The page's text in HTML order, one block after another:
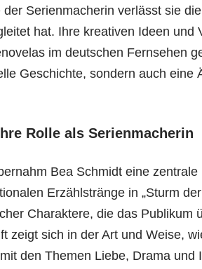
Serienmacherin verlässt sie
hat. Ihre kreativen Ideen und
im deutschen Fernsehen
Geschichte, sondern auch eine
Rolle als Serienmacherin
Bea Schmidt eine
Erzählstränge in „Sturm
Charaktere, die das Publikum
zeigt sich in der Art und Weise,
den Themen Liebe, Drama